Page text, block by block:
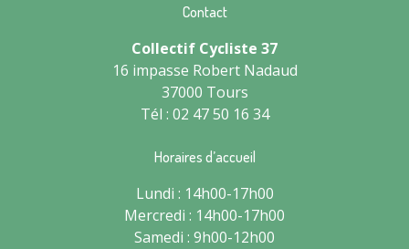
Contact
Collectif Cycliste 37
16 impasse Robert Nadaud
37000 Tours
Tél : 02 47 50 16 34
Horaires d’accueil
Lundi : 14h00-17h00
Mercredi : 14h00-17h00
Samedi : 9h00-12h00